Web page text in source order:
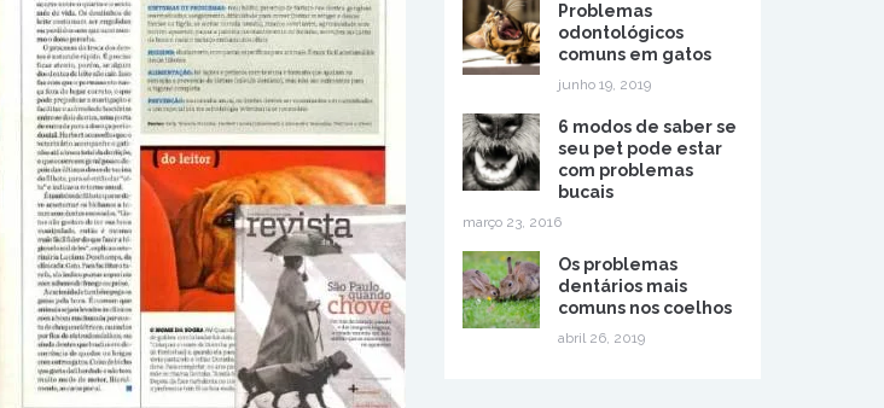
Problemas
odontológicos
comuns em gatos
junho 19, 2019
6 modos de saber se
seu pet pode estar
com problemas
bucais
março 23, 2016
Os problemas
dentários mais
comuns nos coelhos
abril 26, 2019